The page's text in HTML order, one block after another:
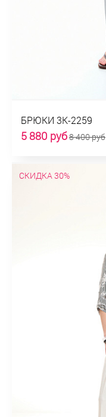
БРЮКИ 3К-2259
5 880 руб8 400 руб
СКИДКА 30%